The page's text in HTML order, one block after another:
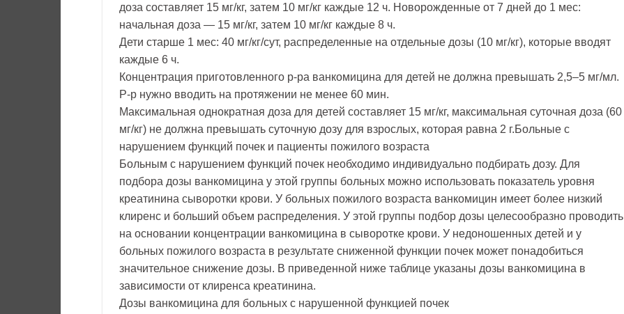
доза составляет 15 мг/кг, затем 10 мг/кг каждые 12 ч. Новорожденные от 7 дней до 1 мес:
начальная доза — 15 мг/кг, затем 10 мг/кг каждые 8 ч.
Дети старше 1 мес: 40 мг/кг/сут, распределенные на отдельные дозы (10 мг/кг), которые вводят
каждые 6 ч.
Концентрация приготовленного р-ра ванкомицина для детей не должна превышать 2,5–5 мг/мл.
Р-р нужно вводить на протяжении не менее 60 мин.
Максимальная однократная доза для детей составляет 15 мг/кг, максимальная суточная доза (60
мг/кг) не должна превышать суточную дозу для взрослых, которая равна 2 г.Больные с
нарушением функций почек и пациенты пожилого возраста
Больным с нарушением функций почек необходимо индивидуально подбирать дозу. Для
подбора дозы ванкомицина у этой группы больных можно использовать показатель уровня
креатинина сыворотки крови. У больных пожилого возраста ванкомицин имеет более низкий
клиренс и больший объем распределения. У этой группы подбор дозы целесообразно проводить
на основании концентрации ванкомицина в сыворотке крови. У недоношенных детей и у
больных пожилого возраста в результате сниженной функции почек может понадобиться
значительное снижение дозы. В приведенной ниже таблице указаны дозы ванкомицина в
зависимости от клиренса креатинина.
Дозы ванкомицина для больных с нарушенной функцией почек